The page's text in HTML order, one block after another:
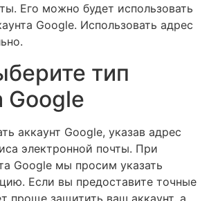
Его можно будет использовать
Google. Использовать адрес
тип
Google
аккаунт Google, указав адрес
электронной почты. При
Google мы просим указать
Если вы предоставите точные
проще защитить ваш аккаунт, а